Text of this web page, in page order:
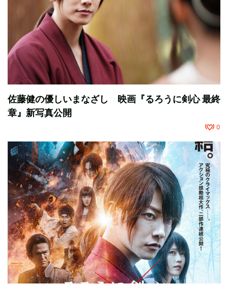
佐藤健の優しいまなざし 映画『るろうに剣心 最終
章』新写真公開
0